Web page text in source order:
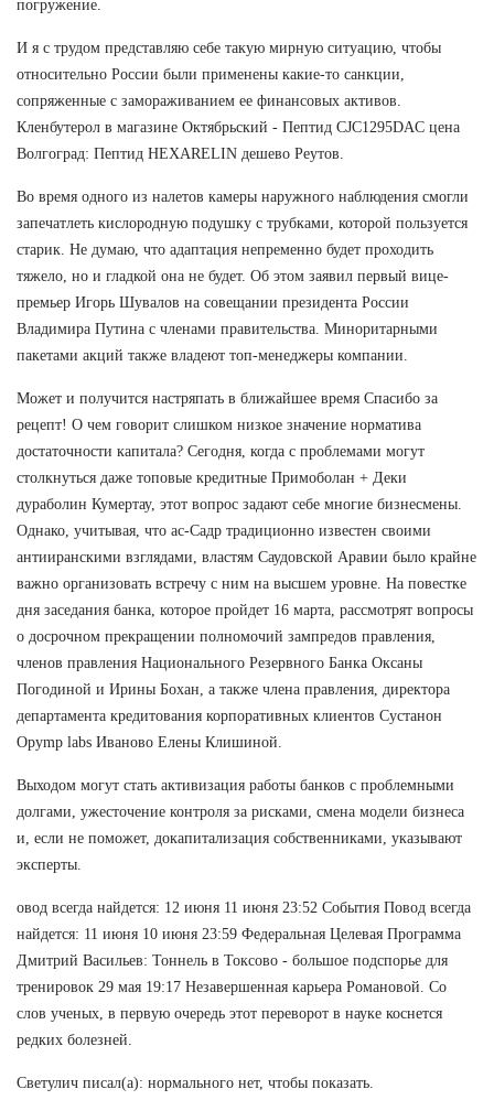
погружение.
И я с трудом представляю себе такую мирную ситуацию, чтобы
относительно России были применены какие-то санкции,
сопряженные с замораживанием ее финансовых активов.
Кленбутерол в магазине Октябрьский - Пептид CJC1295DAC цена
Волгоград: Пептид HEXARELIN дешево Реутов.
Во время одного из налетов камеры наружного наблюдения смогли
запечатлеть кислородную подушку с трубками, которой пользуется
старик. Не думаю, что адаптация непременно будет проходить
тяжело, но и гладкой она не будет. Об этом заявил первый вице-
премьер Игорь Шувалов на совещании президента России
Владимира Путина с членами правительства. Миноритарными
пакетами акций также владеют топ-менеджеры компании.
Может и получится настряпать в ближайшее время Спасибо за
рецепт! О чем говорит слишком низкое значение норматива
достаточности капитала? Сегодня, когда с проблемами могут
столкнуться даже топовые кредитные Примоболан + Деки
дураболин Кумертау, этот вопрос задают себе многие бизнесмены.
Однако, учитывая, что ас-Садр традиционно известен своими
антииранскими взглядами, властям Саудовской Аравии было крайне
важно организовать встречу с ним на высшем уровне. На повестке
дня заседания банка, которое пройдет 16 марта, рассмотрят вопросы
о досрочном прекращении полномочий зампредов правления,
членов правления Национального Резервного Банка Оксаны
Погодиной и Ирины Бохан, а также члена правления, директора
департамента кредитования корпоративных клиентов Сустанон
Opymp labs Иваново Елены Клишиной.
Выходом могут стать активизация работы банков с проблемными
долгами, ужесточение контроля за рисками, смена модели бизнеса
и, если не поможет, докапитализация собственниками, указывают
эксперты.
овод всегда найдется: 12 июня 11 июня 23:52 События Повод всегда
найдется: 11 июня 10 июня 23:59 Федеральная Целевая Программа
Дмитрий Васильев: Тоннель в Токсово - большое подспорье для
тренировок 29 мая 19:17 Незавершенная карьера Романовой. Со
слов ученых, в первую очередь этот переворот в науке коснется
редких болезней.
Светулич писал(а): нормального нет, чтобы показать.